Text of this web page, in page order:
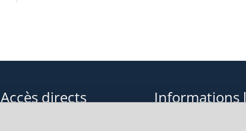
Accès directs Informations